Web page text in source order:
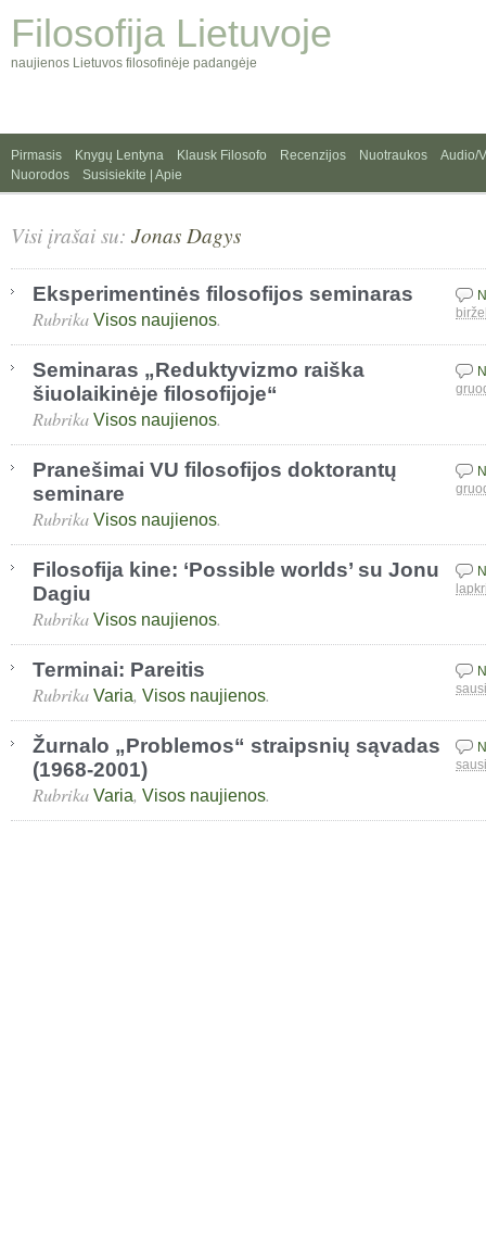
Filosofija Lietuvoje
naujienos Lietuvos filosofinėje padangėje
Pirmasis Knygų Lentyna Klausk Filosofo Recenzijos Nuotraukos
Audio/
Nuorodos
Susisiekite | Apie
Visi įrašai su: Jonas Dagys
Eksperimentinės filosofijos seminaras
Rubrika Visos naujienos.
Seminaras „Reduktyvizmo raiška
šiuolaikinėje filosofijoje“
Rubrika Visos naujienos.
Pranešimai VU filosofijos doktorantų
seminare
Rubrika Visos naujienos.
Filosofija kine: ‘Possible worlds’ su Jonu
Dagiu
Rubrika Visos naujienos.
Terminai: Pareitis
Rubrika Varia, Visos naujienos.
Žurnalo „Problemos“ straipsnių sąvadas
(1968-2001)
Rubrika Varia, Visos naujienos.